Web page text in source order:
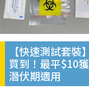
【快速測試套
買到！最平$10
潛伏期適用